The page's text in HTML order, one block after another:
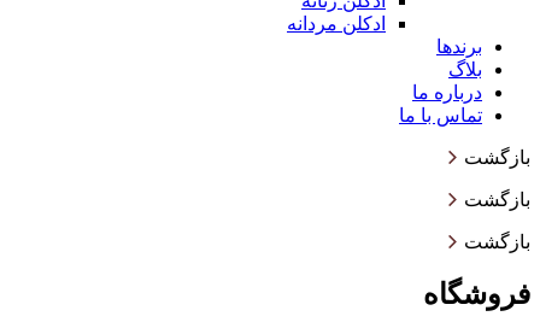
ادکلن مردانه
برندها
بلاگ
درباره ما
تماس با ما
بازگشت
بازگشت
بازگشت
فروشگاه